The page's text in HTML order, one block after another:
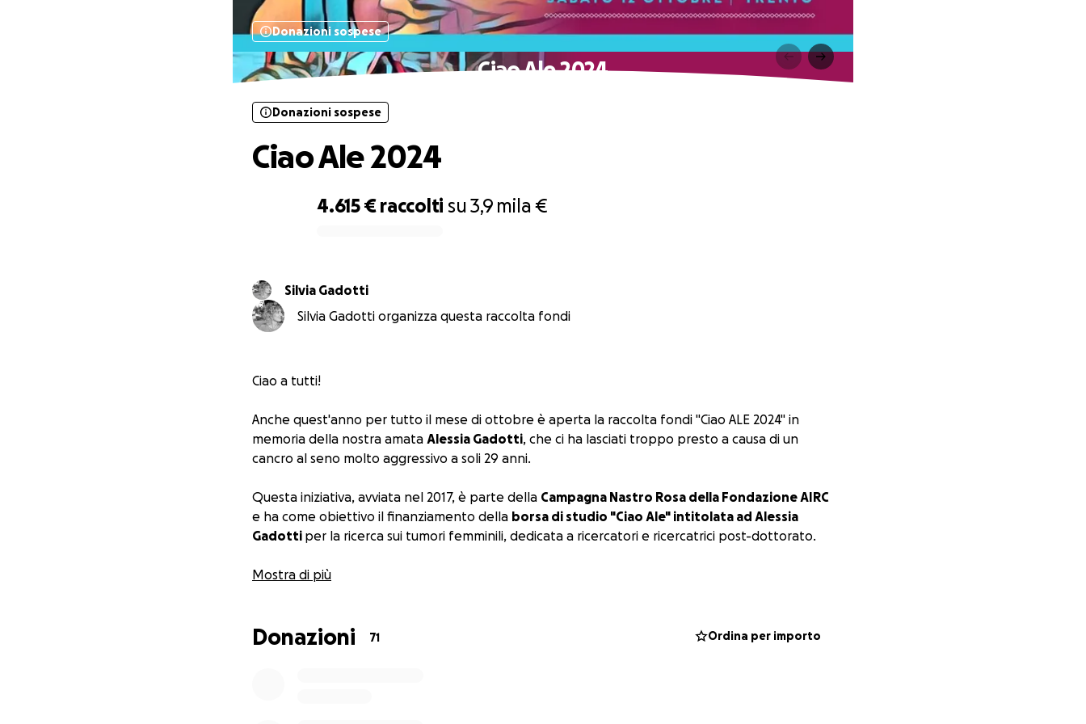
Donazioni sospese
Ciao Ale 2024
4.615 € raccolti su3,9 mila €
Donazioni sospese
Ciao Ale 2024
Silvia Gadotti
Silvia Gadotti organizza questa raccolta fondi
Ciao a tutti!
Anche quest'anno per tutto il mese di ottobre è aperta la raccolta fondi "Ciao ALE 2024" in
memoria della nostra amata Alessia Gadotti, che ci ha lasciati troppo presto a causa di un
cancro al seno molto aggressivo a soli 29 anni.
Questa iniziativa, avviata nel 2017, è parte della Campagna Nastro Rosa della Fondazione AIRC
e ha come obiettivo il finanziamento della borsa di studio "Ciao Ale" intitolata ad Alessia
Gadotti per la ricerca sui tumori femminili, dedicata a ricercatori e ricercatrici post-dottorato.
Come potete contribuire?
Con una donazione online
Mostra di più
Donazioni 71 Ordina per importo